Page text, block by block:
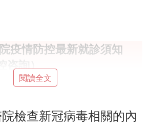
疫情防控最新就診須知
咨詢）
做好門診預檢分診工作，通過預
示等多種方式，查看就診患者48
閱讀全文
檢查新冠病毒相關的內